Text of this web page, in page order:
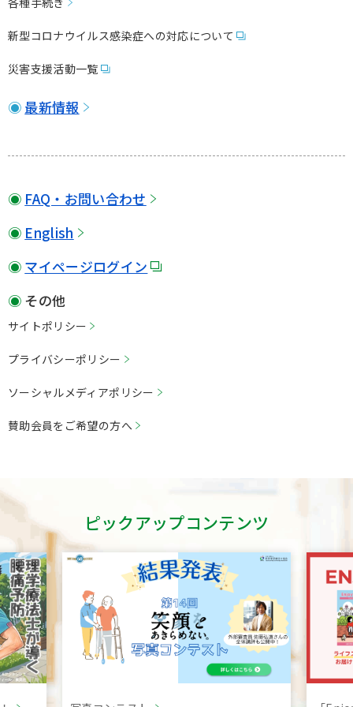
新型コロナウイルス感染症への対応について
災害⽀援活動⼀覧
最新情報
FAQ・お問い合わせ
English
マイページログイン
その他
サイトポリシー
プライバシーポリシー
ソーシャルメディアポリシー
賛助会員をご希望の⽅へ
ピックアップコンテンツ